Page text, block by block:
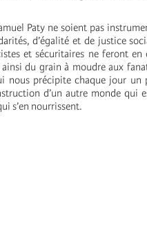
Paty ne soient pas
d’égalité et de justice
et sécuritaires ne feront en
du grain à moudre aux
nous précipite chaque jour un
d’un autre monde qui
s’en nourrissent.